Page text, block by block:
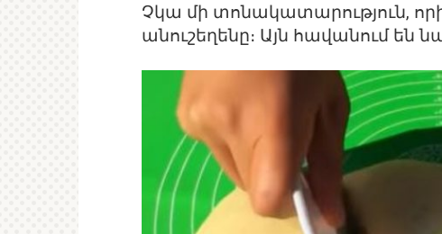
Չկա մի տոնակատարություն, որի
անուշեղենը։ Այն հավանում են